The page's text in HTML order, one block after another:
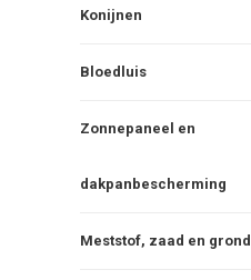
Konijnen
Bloedluis
Zonnepaneel en
dakpanbescherming
Meststof, zaad en grond